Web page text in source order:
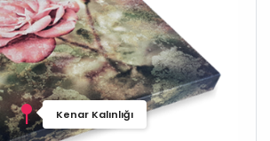
Kenar Kalınlığı